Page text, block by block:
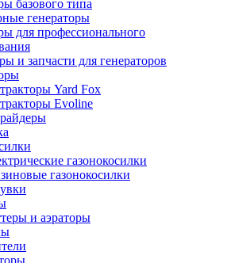
базового типа
генераторы
для профессионального
и запчасти для генераторов
Yard Fox
Evoline
газонокосилки
газонокосилки
и аэраторы